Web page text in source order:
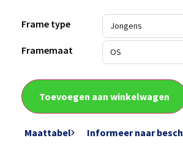
Frame type
Framemaat
Toevoegen aan winkelwagen
Maattabel Informeer naar